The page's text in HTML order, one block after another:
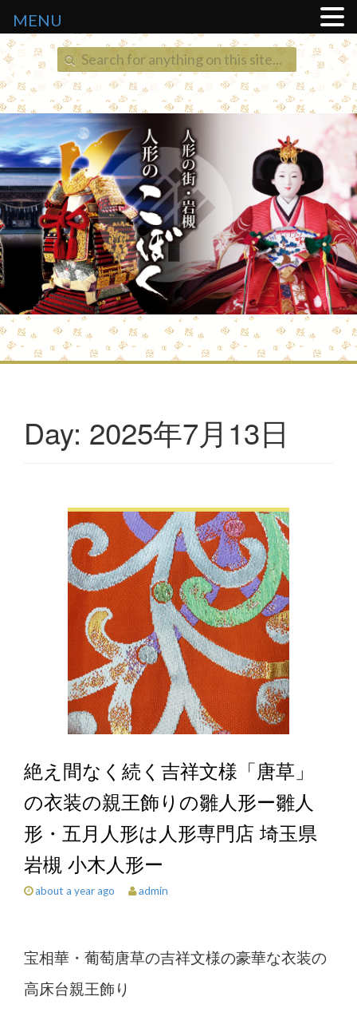
Search
for:
Day: 2025年7月13日
絶え間なく続く吉祥文様「唐草」
の衣装の親王飾りの雛人形ー雛人
形・五月人形は人形専門店 埼玉県
岩槻 小木人形ー
about a year ago admin
宝相華・葡萄唐草の吉祥文様の豪華な衣装の
高床台親王飾り
MENU